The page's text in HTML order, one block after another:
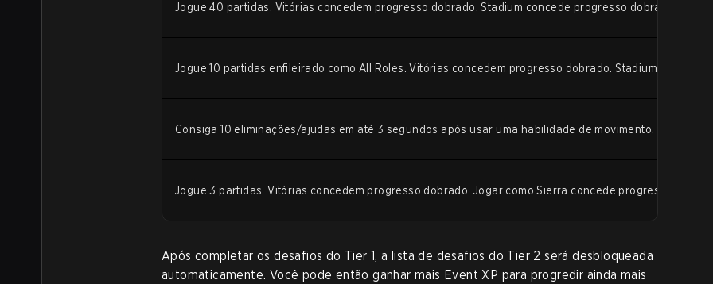
Jogue 40 partidas. Vitórias concedem progresso dobrado. Stadium concede progresso dobrado.
Jogue 10 partidas enfileirado como All Roles. Vitórias concedem progresso dobrado. Stadium concede
Consiga 10 eliminações/ajudas em até 3 segundos após usar uma habilidade de movimento. (Exclui
Jogue 3 partidas. Vitórias concedem progresso dobrado. Jogar como Sierra concede progresso extra.
Após completar os desafios do Tier 1, a lista de desafios do Tier 2 será desbloqueada
automaticamente. Você pode então ganhar mais Event XP para progredir ainda mais